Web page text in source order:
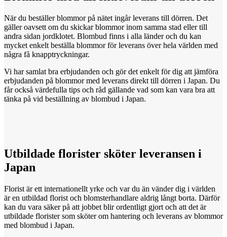
När du beställer blommor på nätet ingår leverans till dörren. Det
gäller oavsett om du skickar blommor inom samma stad eller till
andra sidan jordklotet. Blombud finns i alla länder och du kan
mycket enkelt beställa blommor för leverans över hela världen med
några få knapptryckningar.
Vi har samlat bra erbjudanden och gör det enkelt för dig att jämföra
erbjudanden på blommor med leverans direkt till dörren i Japan. Du
får också värdefulla tips och råd gällande vad som kan vara bra att
tänka på vid beställning av blombud i Japan.
Utbildade florister sköter leveransen i
Japan
Florist är ett internationellt yrke och var du än vänder dig i världen
är en utbildad florist och blomsterhandlare aldrig långt borta. Därför
kan du vara säker på att jobbet blir ordentligt gjort och att det är
utbildade florister som sköter om hantering och leverans av blommor
med blombud i Japan.